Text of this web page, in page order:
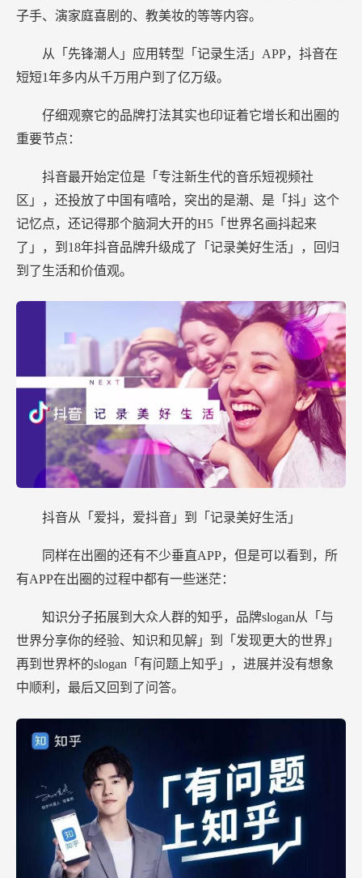
子手、演家庭喜剧的、教美妆的等等内容。
从「先锋潮人」应用转型「记录生活」APP，抖音在
短短1年多内从千万用户到了亿万级。
仔细观察它的品牌打法其实也印证着它增长和出圈的
重要节点：
抖音最开始定位是「专注新生代的音乐短视频社
区」，还投放了中国有嘻哈，突出的是潮、是「抖」这个
记忆点，还记得那个脑洞大开的H5「世界名画抖起来
了」，到18年抖音品牌升级成了「记录美好生活」，回归
到了生活和价值观。
抖音从「爱抖，爱抖音」到「记录美好生活」
同样在出圈的还有不少垂直APP，但是可以看到，所
有APP在出圈的过程中都有一些迷茫：
知识分子拓展到大众人群的知乎，品牌slogan从「与
世界分享你的经验、知识和见解」到「发现更大的世界」
再到世界杯的slogan「有问题上知乎」，进展并没有想象
中顺利，最后又回到了问答。